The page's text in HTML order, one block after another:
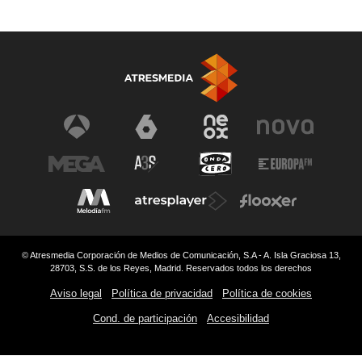
© Atresmedia Corporación de Medios de Comunicación, S.A - A. Isla Graciosa 13,
28703, S.S. de los Reyes, Madrid. Reservados todos los derechos
Aviso legal Política de privacidad Política de cookies
Cond. de participación Accesibilidad